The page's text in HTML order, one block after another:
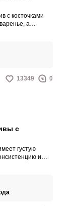
с косточками
а
сиропе.
13349 0
с
густую
и